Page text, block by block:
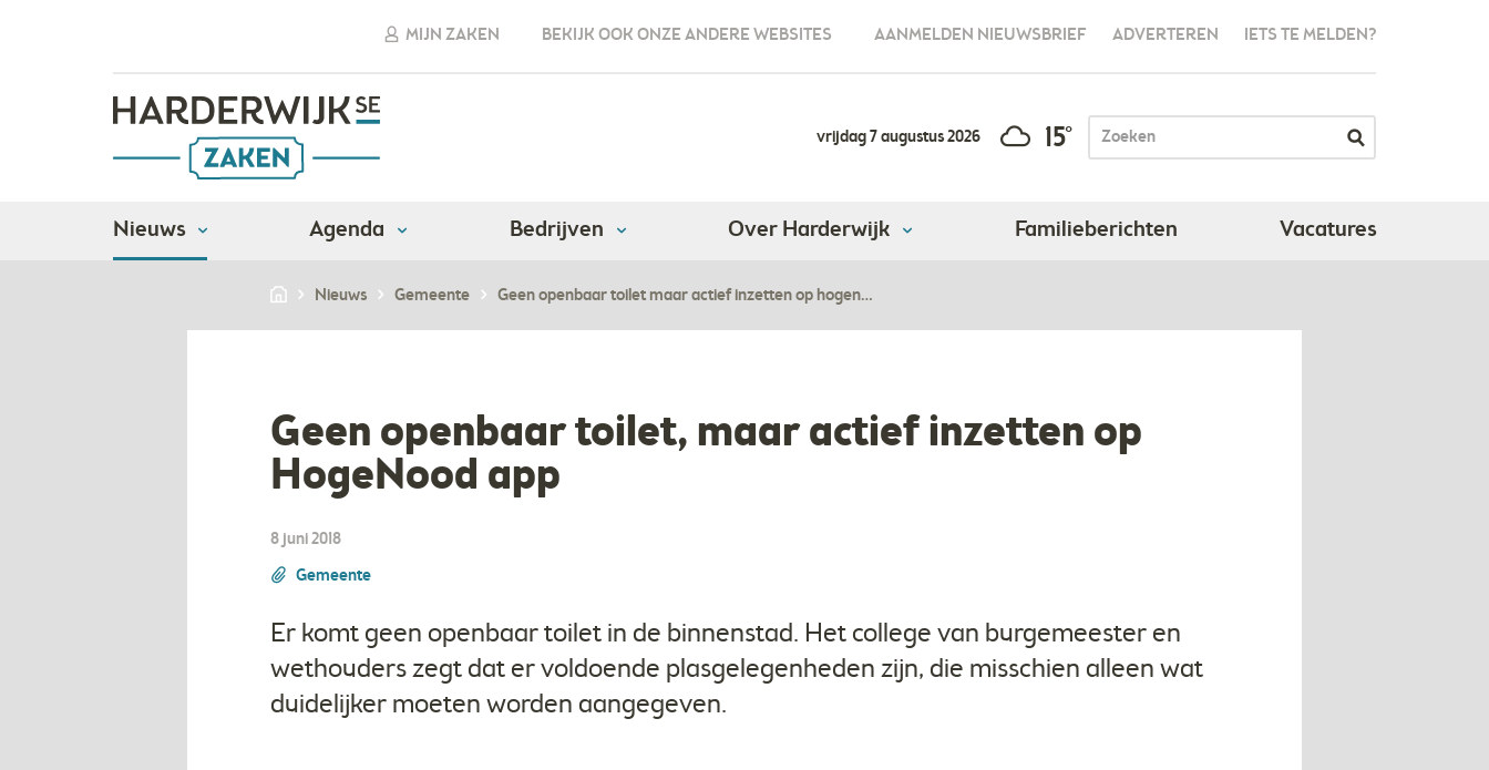
MIJN ZAKEN BEKIJK OOK ONZE ANDERE WEBSITES AANMELDEN NIEUWSBRIEF ADVERTEREN IETS TE MELDEN?
vrijdag 7 augustus 2026 15°
Nieuws Agenda Bedrijven Over Harderwijk Familieberichten Vacatures
Nieuws Gemeente Geen openbaar toilet maar actief inzetten op hogen…
Geen openbaar toilet, maar actief inzetten op
HogeNood app
8 juni 2018
Gemeente
Er komt geen openbaar toilet in de binnenstad. Het college van burgemeester en
wethouders zegt dat er voldoende plasgelegenheden zijn, die misschien alleen wat
duidelijker moeten worden aangegeven.